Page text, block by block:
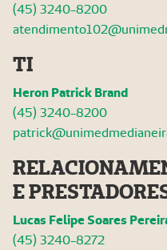
(45) 3240-8200
TI
Heron Patrick Brand
(45) 3240-8200
E
Lucas Felipe Soares
(45) 3240-8272